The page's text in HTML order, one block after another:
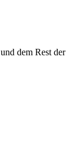
dem Rest der